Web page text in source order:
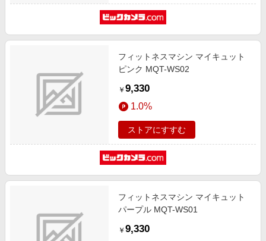
フィットネスマシン マイキュット
ピンク MQT-WS02
￥ 9,330
1.0%
ストアにすすむ
フィットネスマシン マイキュット
パープル MQT-WS01
￥ 9,330